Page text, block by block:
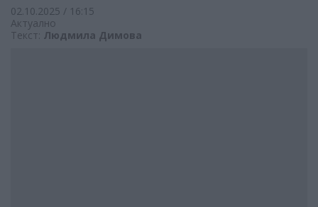
02.10.2025 / 16:15
Актуално
Текст: Людмила Димова